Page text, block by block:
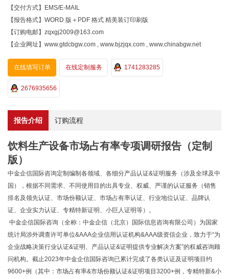
【交付方式】EMS/E-MAIL
【报告格式】WORD 版＋PDF 格式 精美装订印刷版
【订购电邮】zqxgj2009@163.com
【企业网址】www.gtdcbgw.com , www.bjzjqx.com , www.chinabgw.net
在线填写订单 在线定制服务 1741283285
2676935656
报告介绍 订购流程
饮料生产设备市场占有率专项调研报告（定制
版）
中金企信国际咨询定制编制各领域、各细分产品认证&证明服务（涉及全球及中
国），根据不同需求、不同使用目的出具专业、权威、严谨的认证服务（销售
排名及领先认证、市场份额认证、市场占有率认证、行业地位认证、品牌认
证、企业实力认证、专精特新证明、小巨人证明等）。
中金企信国际咨询（全称：中金企信（北京）国际信息咨询有限公司）为国家
统计局涉外调查许可单位&AAA企业信用认证机构&AAA级资信企业，致力于“为
企业战略决策行业认证&证明、产品认证&证明提供专业解决方案”的权威咨询顾
问机构。截止2023年中金企信国际咨询已累计完成了各类认证及证明项目约
9600+例（其中：市场占有率&市场份额认证&证明项目3200+例，专精特新&小